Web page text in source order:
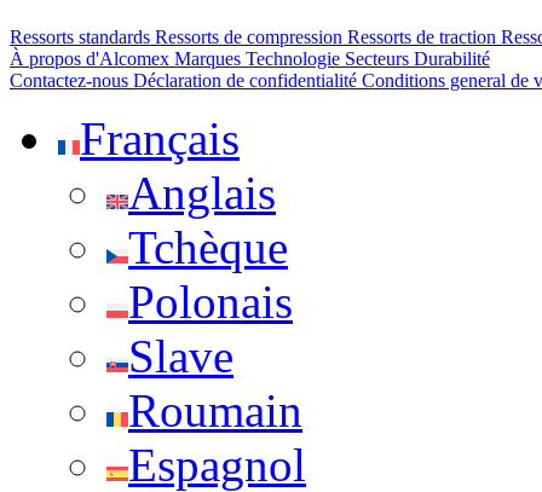
Ressorts standards Ressorts de compression Ressorts de traction
À propos d'Alcomex Marques Technologie Secteurs Durabilité
Contactez-nous Déclaration de confidentialité Conditions general de
Français
Anglais
Tchèque
Polonais
Slave
Roumain
Espagnol